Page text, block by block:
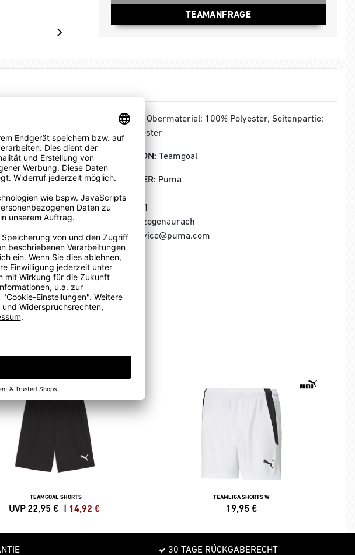
TEAMANFRAGE
MATERIAL:
Obermaterial: 100% Polyester, Seitenpartie:
100% Polyester
KOLLEKTION: Teamgoal
HERSTELLER: Puma
Puma SE
Puma Way 1
91074 Herzogenaurach
E-Mail: service@puma.com
TEAMGOAL SHORTS
UVP 22,95 € | 14,92 €
TEAMLIGA SHORTS W
19,95 €
30 TAGE RÜCKGABERECHT